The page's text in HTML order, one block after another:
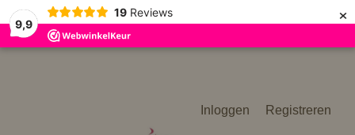
9,9
19 Reviews ×
Inloggen Registreren